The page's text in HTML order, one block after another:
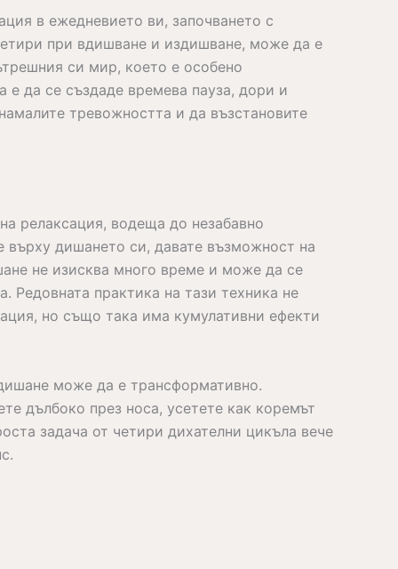
в ежедневието ви, започването с
при вдишване и издишване, може да е
си мир, което е особено
е да се създаде времева пауза, дори и
тревожността и да възстановите
релаксация, водеща до незабавно
върху дишането си, давате възможност на
не изисква много време и може да се
Редовната практика на тази техника не
но също така има кумулативни ефекти
може да е трансформативно.
дълбоко през носа, усетете как коремът
задача от четири дихателни цикъла вече